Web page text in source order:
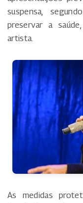
suspensa,
preservar a
artista.
As medidas